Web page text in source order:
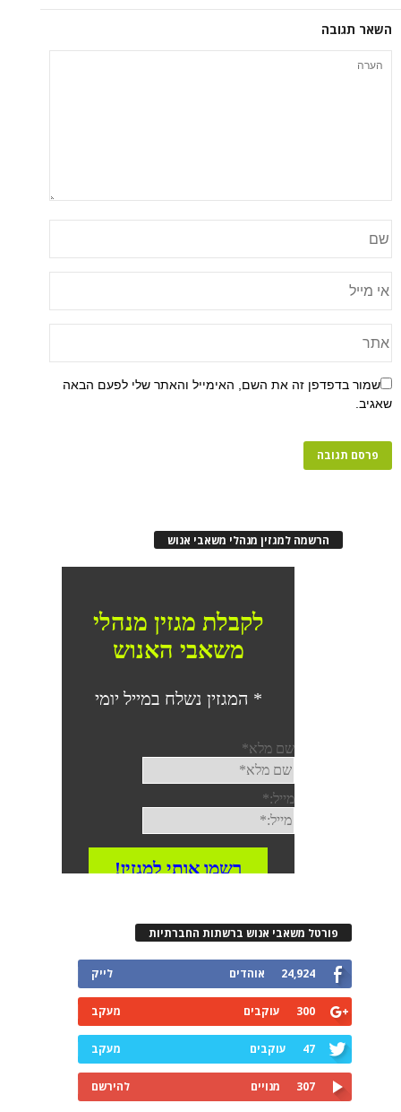
השאר תגובה
שמור בדפדפן זה את השם, האימייל והאתר שלי לפעם הבאה
שאגיב.
הרשמה למגזין מנהלי משאבי אנוש
פורטל משאבי אנוש ברשתות החברתיות
24,924 אוהדים לייק
300 עוקבים מעקב
47 עוקבים מעקב
307 מנויים להירשם